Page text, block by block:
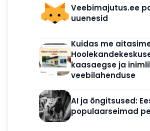
Veebimajutus.ee
uuenesid
Kuidas me
kaasaegse ja
veebilahenduse
AI ja õngitsused:
populaarseimad